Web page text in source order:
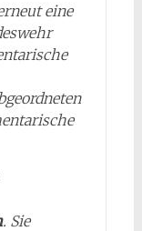
eine
. Sie